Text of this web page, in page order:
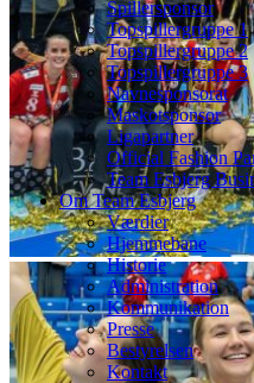
Spillersponsor
Topspillergruppe 1
Topspillergruppe 2
Topspillergruppe 3
Navnesponsorat
Maskotsponsor
Ligapartner
Official Fashion
Team Esbjerg
Om Team Esbjerg
Værdier
Hjemmebane
Historie
Administration
Kommunikation
Presse
Bestyrelsen
Kontakt